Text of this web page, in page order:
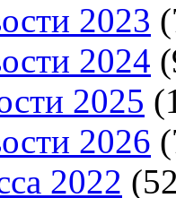
2023
2024
2025
2026
2022